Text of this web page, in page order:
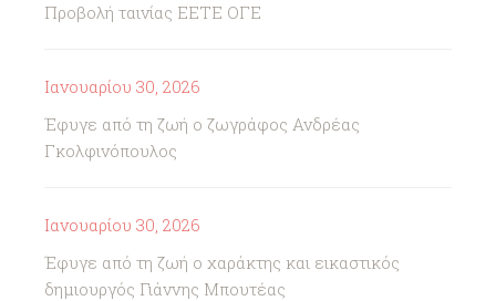
Προβολή ταινίας ΕΕΤΕ ΟΓΕ
Ιανουαρίου 30, 2026
Έφυγε από τη ζωή ο ζωγράφος Ανδρέας
Γκολφινόπουλος
Ιανουαρίου 30, 2026
Έφυγε από τη ζωή ο χαράκτης και εικαστικός
δημιουργός Γιάννης Μπουτέας